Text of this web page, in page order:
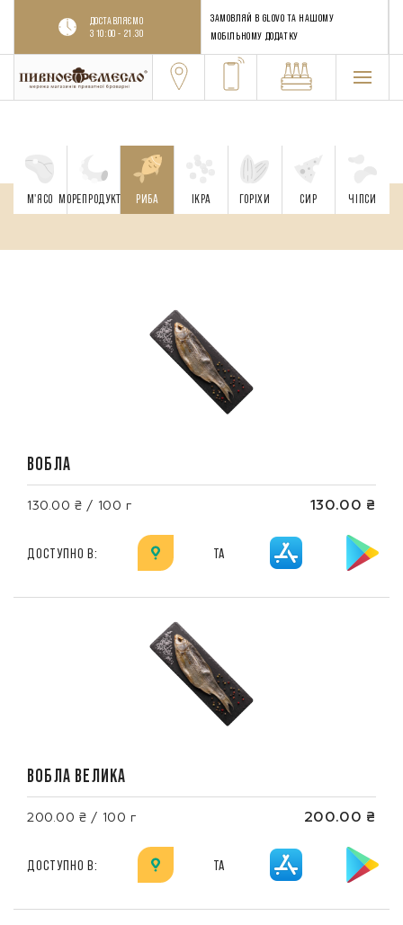
ДОСТАВЛЯЄМО
З 10:00 - 21.30
ЗАМОВЛЯЙ В GLOVO ТА НАШОМУ
МОБІЛЬНОМУ ДОДАТКУ
М'ЯСО МОРЕПРОДУКТИ РИБА ІКРА ГОРІХИ CИР ЧІПСИ
ВОБЛА
130.00 ₴ / 100 г 130.00 ₴
ДОСТУПНО В: ТА
ВОБЛА ВЕЛИКА
200.00 ₴ / 100 г 200.00 ₴
ДОСТУПНО В: ТА